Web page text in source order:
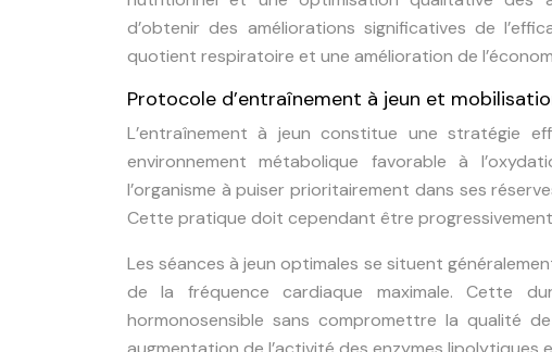
d’obtenir des améliorations significatives de
quotient respiratoire et une amélioration de
Protocole d’entraînement à jeun et
L’entraînement à jeun constitue une stratégie
environnement métabolique favorable à
l’organisme à puiser prioritairement dans ses
Cette pratique doit cependant être
Les séances à jeun optimales se situent
de la fréquence cardiaque maximale. Cette
hormonosensible sans compromettre la qualité